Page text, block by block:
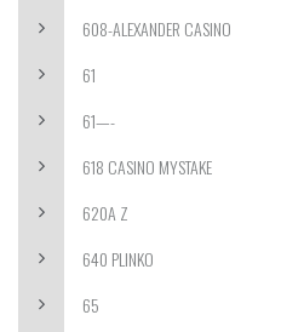
608-ALEXANDER CASINO
61
61—-
618 CASINO MYSTAKE
620A Z
640 PLINKO
65